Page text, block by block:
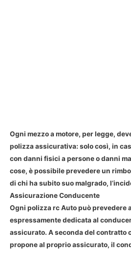
Ogni mezzo a motore, per legge,
polizza assicurativa: solo così, in
con danni fisici a persone o danni
cose, è possibile prevedere un
di chi ha subito suo malgrado,
Assicurazione Conducente
Ogni polizza rc Auto può prevedere
espressamente dedicata al
assicurato. A seconda del contratto
propone al proprio assicurato, il